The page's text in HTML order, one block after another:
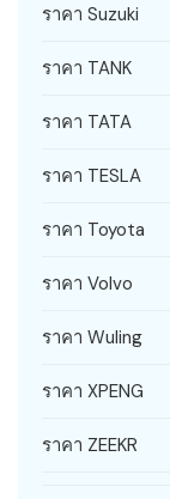
ราคา Suzuki
ราคา TANK
ราคา TATA
ราคา TESLA
ราคา Toyota
ราคา Volvo
ราคา Wuling
ราคา XPENG
ราคา ZEEKR